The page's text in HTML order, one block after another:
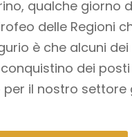
qualche giorno
delle Regioni
è che alcuni
dei posti
il nostro settore